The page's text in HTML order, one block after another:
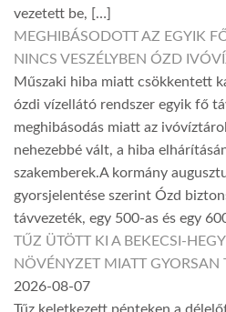
vezetett be, […]
MEGHIBÁSODOTT AZ EGYIK
NINCS VESZÉLYBEN ÓZD
Műszaki hiba miatt csökkentett
ózdi vízellátó rendszer egyik fő
meghibásodás miatt az
nehezebbé vált, a hiba
szakemberek.A kormány
gyorsjelentése szerint Ózd
távvezeték, egy 500-as és egy
TŰZ ÜTÖTT KI A BEKECSI-
NÖVÉNYZET MIATT GYORSAN
2026-08-07